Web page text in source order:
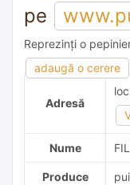
pe
Reprezinți o
adaugă o cerere
adaugă o
Adresă
Nume
Produce